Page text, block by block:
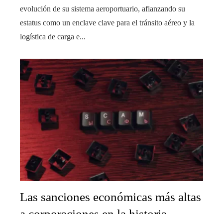
evolución de su sistema aeroportuario, afianzando su
estatus como un enclave clave para el tránsito aéreo y la
logística de carga e...
Las sanciones económicas más altas